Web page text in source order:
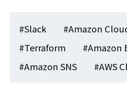
#Slack
#Amazon
#Terraform
#Amazon
#Amazon SNS
#AWS